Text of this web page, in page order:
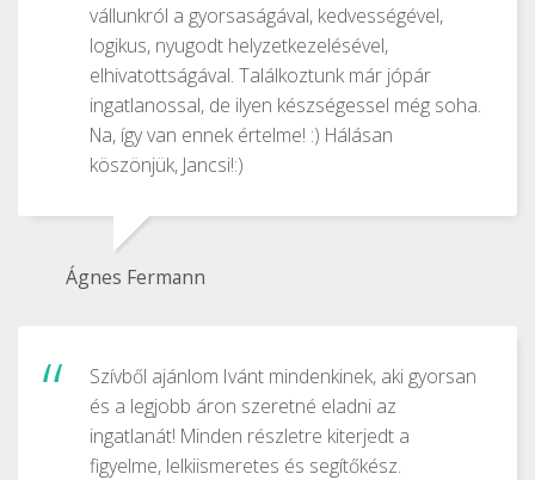
vállunkról a gyorsaságával, kedvességével,
logikus, nyugodt helyzetkezelésével,
elhivatottságával. Találkoztunk már jópár
ingatlanossal, de ilyen készségessel még soha.
Na, így van ennek értelme! :) Hálásan
köszönjük, Jancsi!:)
Ágnes Fermann
Szívből ajánlom Ivánt mindenkinek, aki gyorsan
és a legjobb áron szeretné eladni az
ingatlanát! Minden részletre kiterjedt a
figyelme, lelkiismeretes és segítőkész.